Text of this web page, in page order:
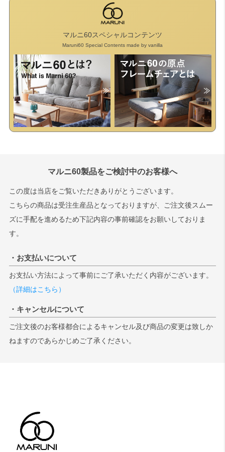
マルニ60スペシャルコンテンツ
Maruni60 Special Contents made by vanilla
マルニ60製品をご検討中のお客様へ
この度は当店をご覧いただきありがとうございます。
こちらの商品は受注生産品となっておりますが、ご注文後スムー
ズに手配を進めるため下記内容の事前確認をお願いしておりま
す。
・お支払いについて
お支払い方法によって事前にご了承いただく内容がございます。
（詳細はこちら）
・キャンセルについて
ご注文後のお客様都合によるキャンセル及び商品の変更は致しか
ねますのであらかじめご了承ください。